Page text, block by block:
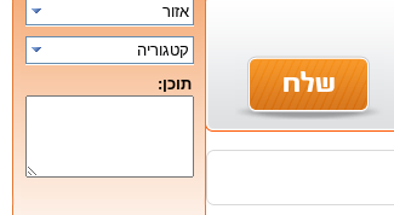
אזור
קטגוריה
תוכן: